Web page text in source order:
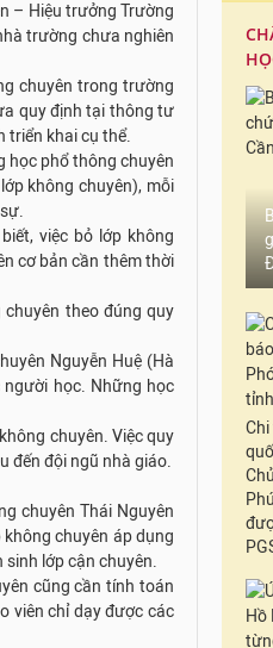
– Hiệu trưởng Trường
trường chưa nghiên
chuyên trong trường
quy định tại thông tư
triển khai cụ thể.
học phổ thông chuyên
không chuyên), mỗi
việc bỏ lớp không
cơ bản cần thêm thời
theo đúng quy
Nguyễn Huệ (Hà
học. Những học
chuyên. Việc quy
đến đội ngũ nhà giáo.
chuyên Thái Nguyên
chuyên áp dụng
lớp cận chuyên.
cũng cần tính toán
viên chỉ dạy được các